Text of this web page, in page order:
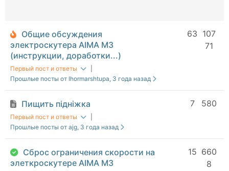
Общие обсуждения
электроскутера AIMA M3
(инструкции, доработки...)
Первый пост и ответы
Прошлые посты от Ihormarshtupa, 3 года назад
107
71
63
Пищить підніжка
Первый пост и ответы
Прошлые посты от ajg, 3 года назад
580
7
Сброс ограничения скорости на
элеткроскутере AIMA M3
660
8
15